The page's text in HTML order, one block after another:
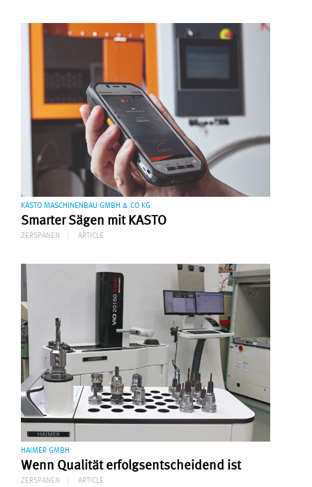
KASTO MASCHINENBAU GMBH & CO KG
Smarter Sägen mit KASTO
ZERSPANEN ARTICLE
HAIMER GMBH
Wenn Qualität erfolgsentscheidend ist
ZERSPANEN ARTICLE